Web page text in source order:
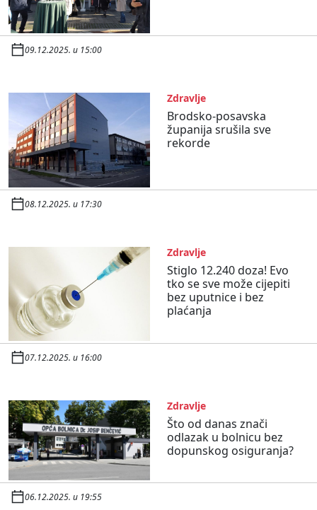
09.12.2025. u 15:00
Zdravlje
Brodsko-posavska
županija srušila sve
rekorde
08.12.2025. u 17:30
Zdravlje
Stiglo 12.240 doza! Evo
tko se sve može cijepiti
bez uputnice i bez
plaćanja
07.12.2025. u 16:00
Zdravlje
Što od danas znači
odlazak u bolnicu bez
dopunskog osiguranja?
06.12.2025. u 19:55